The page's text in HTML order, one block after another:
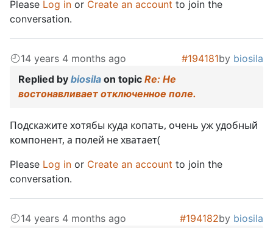
Please Log in or Create an account to join the
conversation.
14 years 4 months ago #194181by biosila
Replied by biosila on topic Re: Не
востонавливает отключенное поле.
Подскажите хотябы куда копать, очень уж удобный
компонент, а полей не хватает(
Please Log in or Create an account to join the
conversation.
14 years 4 months ago #194182by biosila